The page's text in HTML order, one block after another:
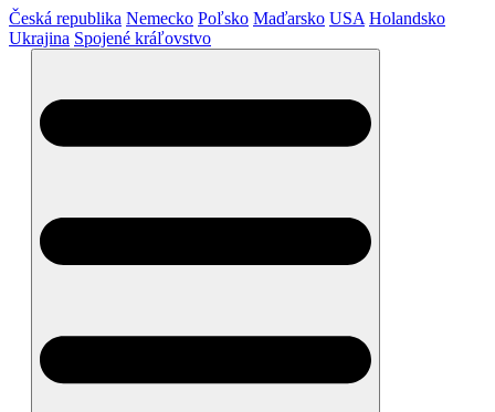
Česká republika Nemecko Poľsko Maďarsko USA Holandsko
Ukrajina Spojené kráľovstvo